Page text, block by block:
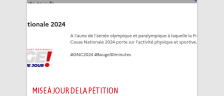
MISE À JOUR DE LA PÉTITION